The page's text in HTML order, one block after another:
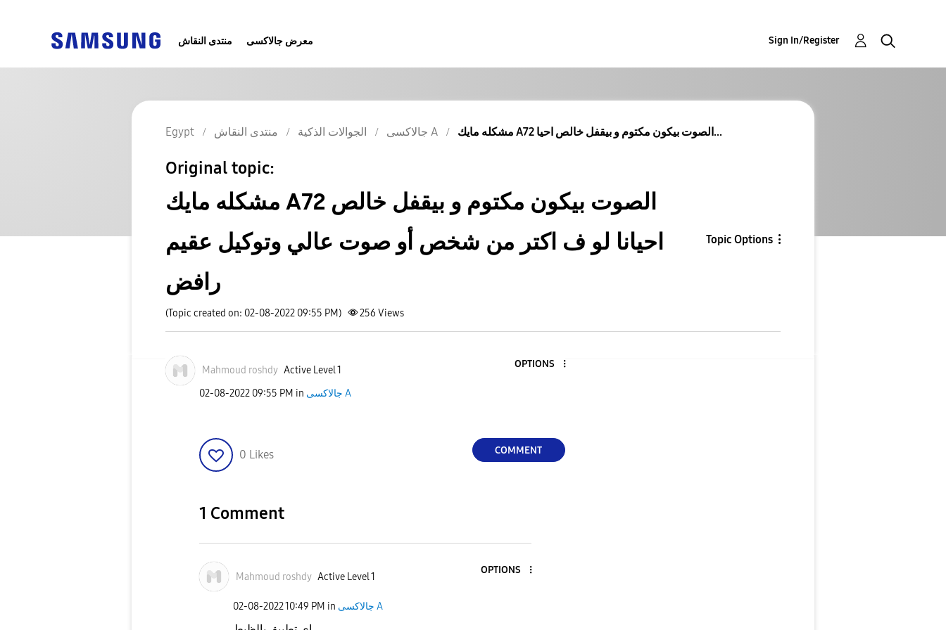
منتدى النقاش معرض جالاكسى Sign In/Register
Egypt منتدى النقاش الجوالات الذكية جالاكسى A مشكله مايك A72 الصوت بيكون مكتوم و بيقفل خالص احيا...
Original topic:
مشكله مايك A72 الصوت بيكون مكتوم و بيقفل خالص
احيانا لو ف اكتر من شخص أو صوت عالي وتوكيل عقيم
رافض
Topic Options
(Topic created on: 02-08-2022 09:55 PM) 256 Views
Mahmoud roshdy Active Level 1
OPTIONS
‎02-08-2022 09:55 PM in جالاكسى A
0 Likes COMMENT
1 Comment
Mahmoud roshdy Active Level 1
OPTIONS
‎02-08-202210:49 PM in جالاكسى A